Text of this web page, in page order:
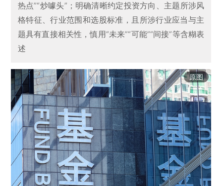
热点”“炒噱头”；明确清晰约定投资方向、主题所涉风
格特征、行业范围和选股标准，且所涉行业应当与主
题具有直接相关性，慎用“未来”“可能”“间接”等含糊表
述
原图